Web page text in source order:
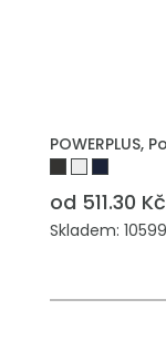
POWERPLUS,
od 511.30 Kč
Skladem: